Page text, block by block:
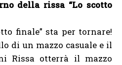
della rissa “Lo scotto
finale” sta per tornare!
di un mazzo casuale e il
Rissa otterrà il mazzo